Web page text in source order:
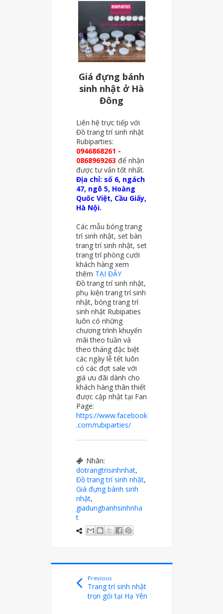
Giá đựng bánh
sinh nhật ở Hà
Đông
Liên hệ trực tiếp với
Đồ trang trí sinh nhật
Rubiparties:
0946868261 -
0868969263 để nhận
được tư vấn tốt nhất.
Địa chỉ: số 6, ngách
47, ngõ 5, Hoàng
Quốc Việt, Cầu Giấy,
Hà Nội.
Các mẫu bóng trang
trí sinh nhật, set bàn
trang trí sinh nhật, set
trang trí phòng cưới
khách hàng xem
thêm TẠI ĐÂY
Đồ trang trí sinh nhật,
phụ kiện trang trí sinh
nhật, bóng trang trí
sinh nhật Rubipaties
luôn có những
chương trình khuyến
mãi theo tuần và
theo tháng đặc biệt
các ngày lễ tết luôn
có các đợt sale với
giá ưu đãi dành cho
khách hàng thân thiết
được cập nhật tại Fan
Page:
https://www.facebook
.com/rubiparties/
Nhãn:
dotrangtrisinhnhat,
Đồ trang trí sinh nhật,
Giá đựng bánh sinh
nhật,
giadungbanhsinhnha
t
Previous
Trang trí sinh nhật
trọn gói tại Hạ Yên